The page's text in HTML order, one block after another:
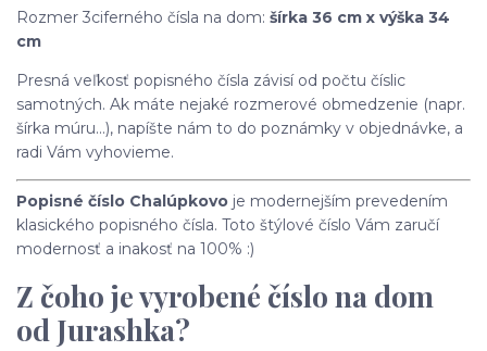
Rozmer 3ciferného čísla na dom: šírka 36 cm x výška 34
cm
Presná veľkosť popisného čísla závisí od počtu číslic
samotných. Ak máte nejaké rozmerové obmedzenie (napr.
šírka múru...), napíšte nám to do poznámky v objednávke, a
radi Vám vyhovieme.
Popisné číslo Chalúpkovo je modernejším prevedením
klasického popisného čísla. Toto štýlové číslo Vám zaručí
modernosť a inakosť na 100% :)
Z čoho je vyrobené číslo na dom
od Jurashka?